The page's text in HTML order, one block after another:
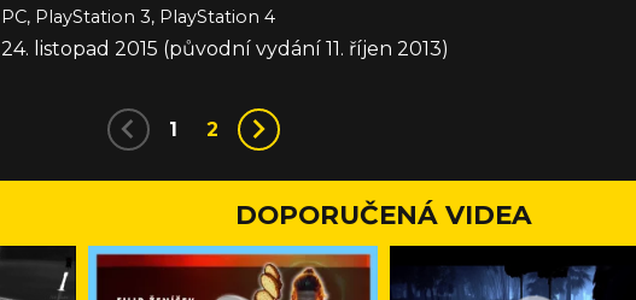
PC, PlayStation 3, PlayStation 4
24. listopad 2015 (původní vydání 11. říjen 2013)
1 2
DOPORUČENÁ VIDEA